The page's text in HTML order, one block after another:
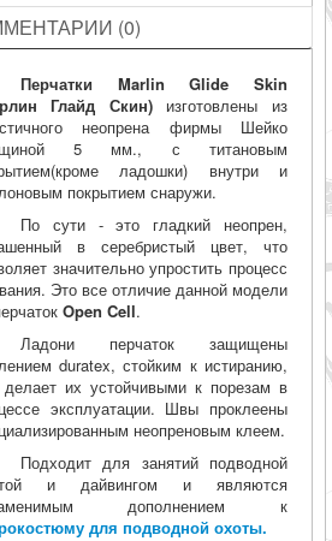
(0)
Перчатки Marlin Glide Skin
Глайд Скин)изготовлены из
неопрена фирмы Шейко
5 мм., с титановым
ладошки) внутри и
покрытием снаружи.
По сути - это гладкий неопрен,
в серебристый цвет, что
значительно упростить процесс
Это все отличие данной модели
Open Cell.
Ладони перчаток защищены
duratex, стойким к истиранию,
делает их устойчивыми к порезам в
эксплуатации. Швы проклеены
неопреновым клеем.
Подходит для занятий подводной
и дайвингом и являются
дополнением к
для подводной охоты.